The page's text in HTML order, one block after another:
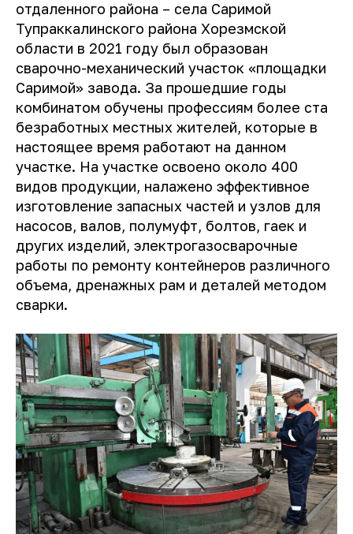
отдаленного района – села Саримой
Тупраккалинского района Хорезмской
области в 2021 году был образован
сварочно-механический участок «площадки
Саримой» завода. За прошедшие годы
комбинатом обучены профессиям более ста
безработных местных жителей, которые в
настоящее время работают на данном
участке. На участке освоено около 400
видов продукции, налажено эффективное
изготовление запасных частей и узлов для
насосов, валов, полумуфт, болтов, гаек и
других изделий, электрогазосварочные
работы по ремонту контейнеров различного
объема, дренажных рам и деталей методом
сварки.